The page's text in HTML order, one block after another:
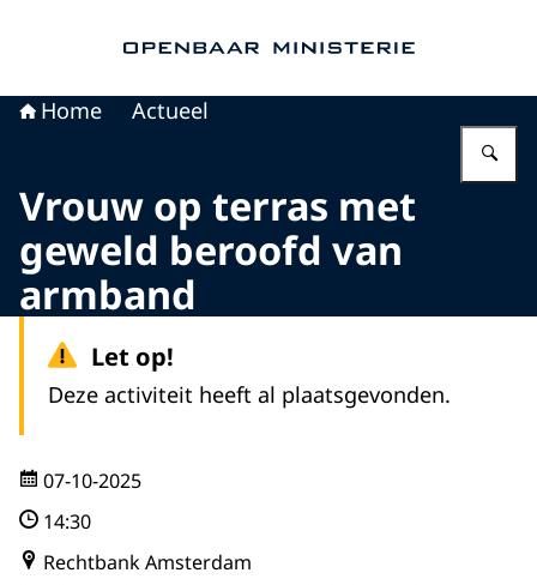
Home Actueel
Vrouw op terras met
geweld beroofd van
armband
Let op!
Deze activiteit heeft al plaatsgevonden.
07-10-2025
14:30
Rechtbank Amsterdam